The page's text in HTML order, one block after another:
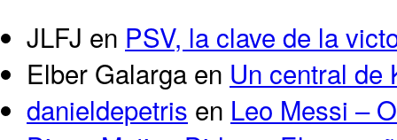
JLFJ en PSV, la clave de la
Elber Galarga en Un central de
danieldepetris en Leo Messi –